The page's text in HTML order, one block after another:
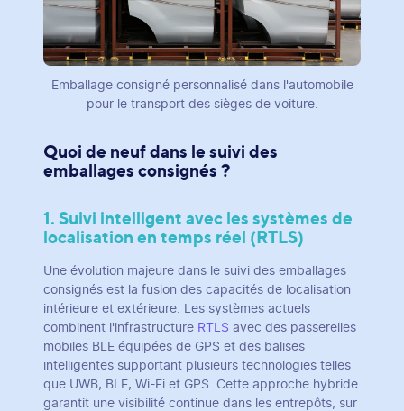
Emballage consigné personnalisé dans l'automobile
pour le transport des sièges de voiture.
Quoi de neuf dans le suivi des
emballages consignés ?
1. Suivi intelligent avec les systèmes de
localisation en temps réel (RTLS)
Une évolution majeure dans le suivi des emballages
consignés est la fusion des capacités de localisation
intérieure et extérieure. Les systèmes actuels
combinent l'infrastructure RTLS avec des passerelles
mobiles BLE équipées de GPS et des balises
intelligentes supportant plusieurs technologies telles
que UWB, BLE, Wi-Fi et GPS. Cette approche hybride
garantit une visibilité continue dans les entrepôts, sur